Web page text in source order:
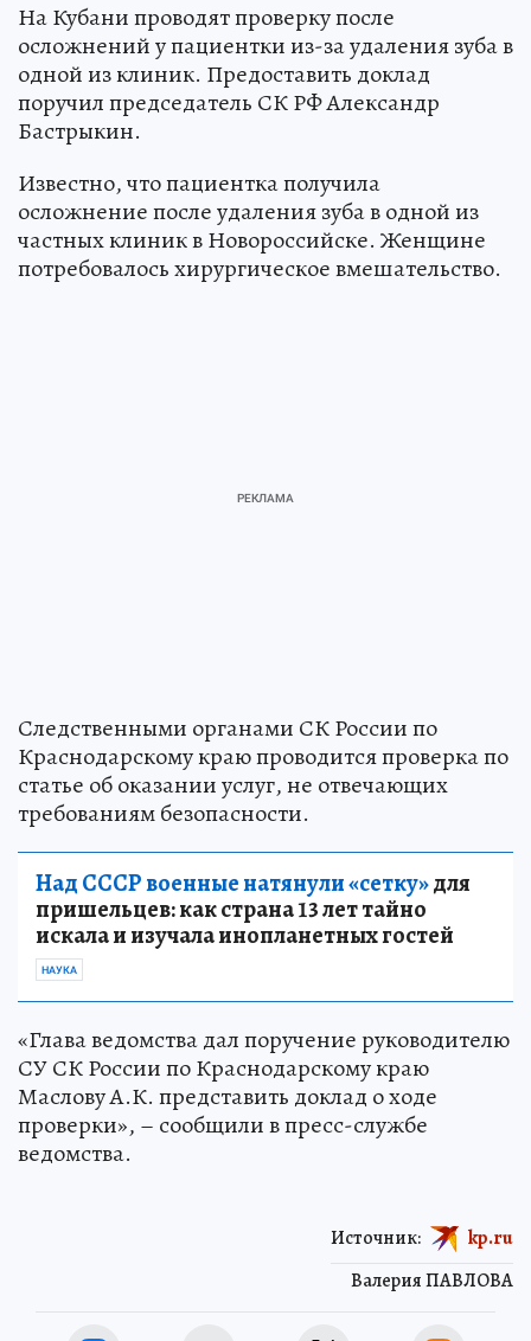
На Кубани проводят проверку после
осложнений у пациентки из-за удаления зуба в
одной из клиник. Предоставить доклад
поручил председатель СК РФ Александр
Бастрыкин.
Известно, что пациентка получила
осложнение после удаления зуба в одной из
частных клиник в Новороссийске. Женщине
потребовалось хирургическое вмешательство.
Следственными органами СК России по
Краснодарскому краю проводится проверка по
статье об оказании услуг, не отвечающих
требованиям безопасности.
Над СССР военные натянули «сетку»для
пришельцев: как страна 13 лет тайно
искала и изучала инопланетных гостей
НАУКА
«Глава ведомства дал поручение руководителю
СУ СК России по Краснодарскому краю
Маслову А.К. представить доклад о ходе
проверки», – сообщили в пресс-службе
ведомства.
Валерия ПАВЛОВА
Источник: kp.ru